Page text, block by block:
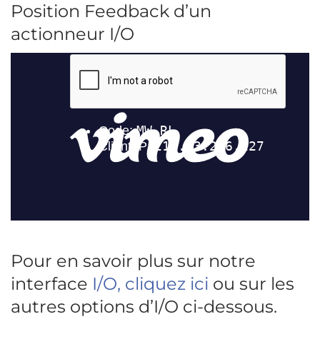
Position Feedback d’un
actionneur I/O
Pour en savoir plus sur notre
interface I/O, cliquez ici ou sur les
autres options d’I/O ci-dessous.